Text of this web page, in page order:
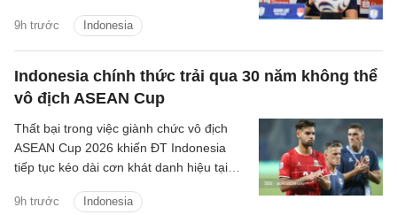
9h trước Indonesia
loại ngay từ vòng bảng.
Indonesia chính thức trải qua 30 năm không thể
vô địch ASEAN Cup
9h trước Indonesia
Thất bại trong việc giành chức vô địch
ASEAN Cup 2026 khiến ĐT Indonesia
tiếp tục kéo dài cơn khát danh hiệu tại
kể từ lần đầu tiên giải được tổ chức.